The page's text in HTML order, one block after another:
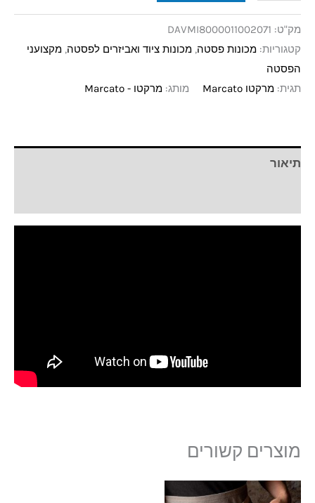
מק"ט: DAVMI8000011002071
קטגוריות: מכונות פסטה, מכונות ציוד ואביזרים לפסטה, מקצועני
הפסטה
תגית: מרקטו Marcato מותג: מרקטו - Marcato
תיאור
מוצרים קשורים